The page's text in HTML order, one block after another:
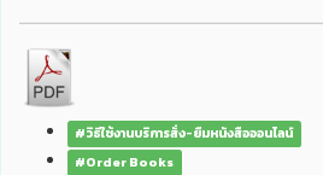
#วิธีใช้งานบริการสั่ง-ยืมหนังสือออนไลน์
#Order Books